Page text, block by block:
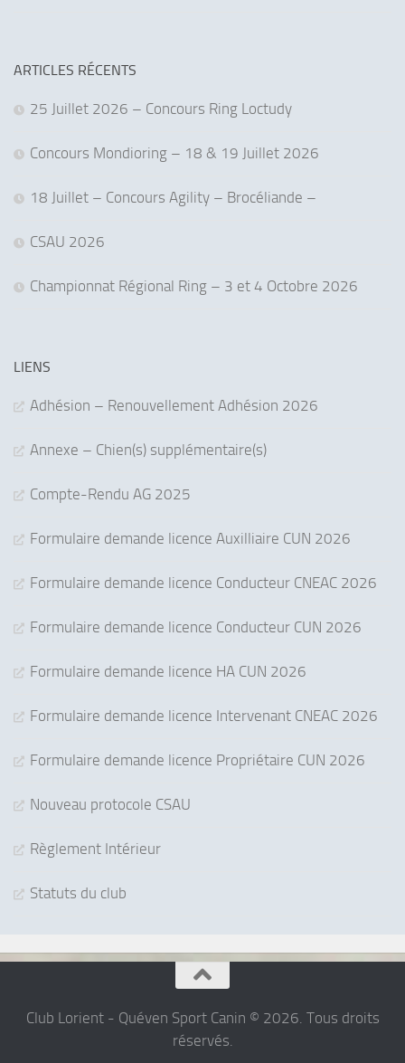
ARTICLES RÉCENTS
25 Juillet 2026 – Concours Ring Loctudy
Concours Mondioring – 18 & 19 Juillet 2026
18 Juillet – Concours Agility – Brocéliande –
CSAU 2026
Championnat Régional Ring – 3 et 4 Octobre 2026
LIENS
Adhésion – Renouvellement Adhésion 2026
Annexe – Chien(s) supplémentaire(s)
Compte-Rendu AG 2025
Formulaire demande licence Auxilliaire CUN 2026
Formulaire demande licence Conducteur CNEAC 2026
Formulaire demande licence Conducteur CUN 2026
Formulaire demande licence HA CUN 2026
Formulaire demande licence Intervenant CNEAC 2026
Formulaire demande licence Propriétaire CUN 2026
Nouveau protocole CSAU
Règlement Intérieur
Statuts du club
Club Lorient - Quéven Sport Canin © 2026. Tous droits
réservés.